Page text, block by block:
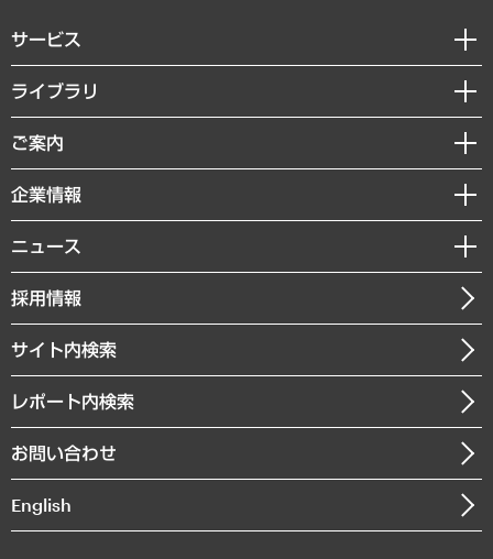
サービス
経営戦略
組織・人事戦略
デジタルイノベーション
共生・ダイバーシティ
GRC（ガバナンス・リスク・コンプライアンス）・防災（政策）
経済・産業・雇用・労働
まちづくり・観光・交通・スポーツ・スマートシティ
自然資源・農林水産業・食料システム
ライブラリ
経済調査
レポート
コラム
経営用語集
受託・受注実績（官公庁関連）
メディア掲載・出演
ご案内
セミナー・イベント情報
MUFGビジネスセミナー
受託案件情報
企業情報
私たちの想い
社長メッセージ
会社概要
沿革
組織図・本部部室紹介
インドネシア現地法人
ニュース
ニュースリリース
お知らせ
採用情報
サイト内検索
レポート内検索
お問い合わせ
English